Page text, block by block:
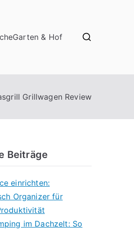
Garten & Hof
Grillwagen Review
Beiträge
einrichten:
Organizer für
im Dachzelt: So